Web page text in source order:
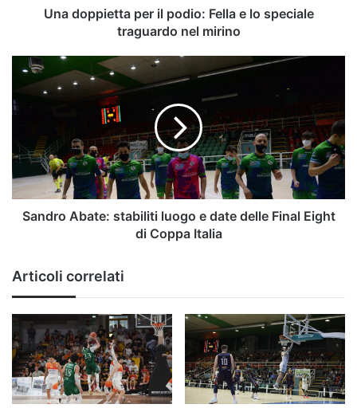
traguardoUna doppietta per il podio: Fella e lo speciale
traguardo nel mirino
Sandro
Abate:
stabiliti
luogo
date
delle
Final
Eight
Sandro Abate: stabiliti luogo e date delle Final Eight
di Coppa Italia
Articoli correlati